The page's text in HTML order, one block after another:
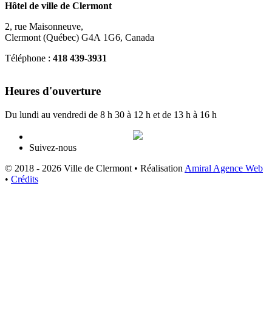
Hôtel de ville de Clermont
2, rue Maisonneuve,
Clermont (Québec) G4A 1G6, Canada
Téléphone : 418 439-3931
Heures d'ouverture
Du lundi au vendredi de 8 h 30 à 12 h et de 13 h à 16 h
Suivez-nous
© 2018 - 2026 Ville de Clermont • Réalisation Amiral Agence Web
• Crédits